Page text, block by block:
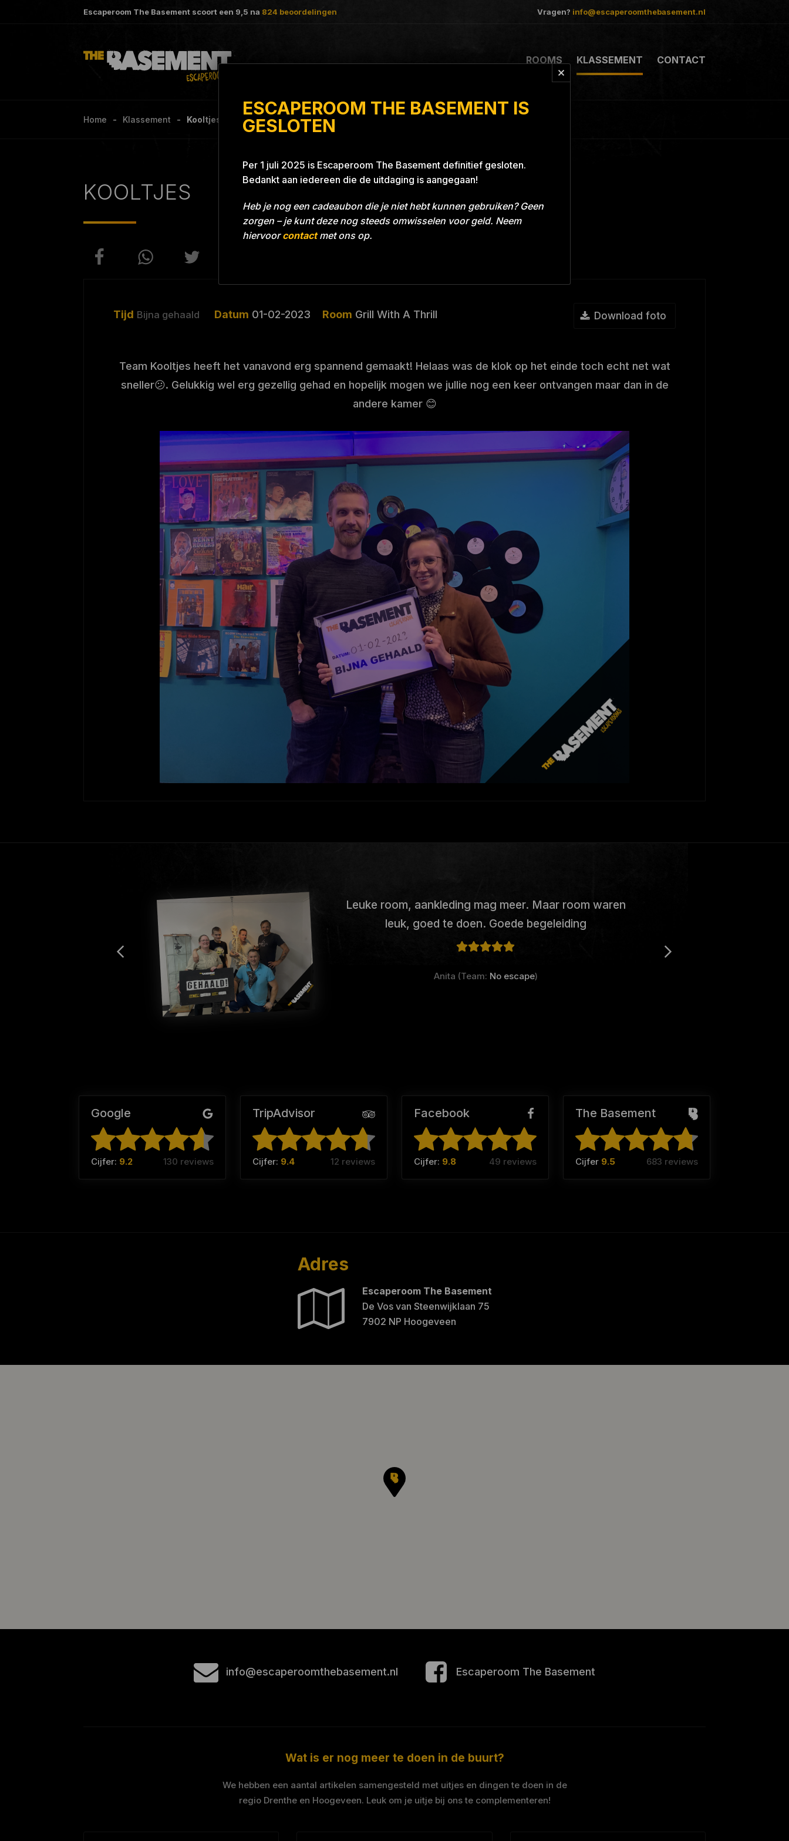
ESCAPEROOM THE BASEMENT IS
GESLOTEN
Per 1 juli 2025 is Escaperoom The Basement definitief gesloten.
Bedankt aan iedereen die de uitdaging is aangegaan!
Heb je nog een cadeaubon die je niet hebt kunnen gebruiken? Geen
zorgen – je kunt deze nog steeds omwisselen voor geld. Neem
hiervoorcontactmet ons op.
Escaperoom The Basement scoort een 9,5 na 824 beoordelingen Vragen? info@escaperoomthebasement.nl
ROOMS KLASSEMENT CONTACT
Home Klassement Kooltjes Grill With A Thrill
KOOLTJES
Tijd Bijna gehaald Datum 01-02-2023 Room Grill With A Thrill Download foto
Team Kooltjes heeft het vanavond erg spannend gemaakt! Helaas was de klok op het einde toch echt net wat
sneller😕. Gelukkig wel erg gezellig gehad en hopelijk mogen we jullie nog een keer ontvangen maar dan in de
andere kamer 😊
Leuke room, aankleding mag meer. Maar room waren
leuk, goed te doen. Goede begeleiding
Anita (Team: No escape)
Google
Cijfer: 9.2 130 reviews
TripAdvisor
Cijfer: 9.4 12 reviews
Facebook
Cijfer: 9.8 49 reviews
The Basement
Cijfer 9.5 683 reviews
Adres
Escaperoom The Basement
De Vos van Steenwijklaan 75
7902 NP Hoogeveen
info@escaperoomthebasement.nl Escaperoom The Basement
Wat is er nog meer te doen in de buurt?
We hebben een aantal artikelen samengesteld met uitjes en dingen te doen in de
regio Drenthe en Hoogeveen. Leuk om je uitje bij ons te complementeren!